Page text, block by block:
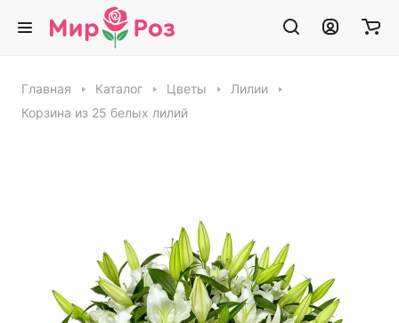
Главная Каталог Цветы
Лилии
Корзина из 25 белых лилий